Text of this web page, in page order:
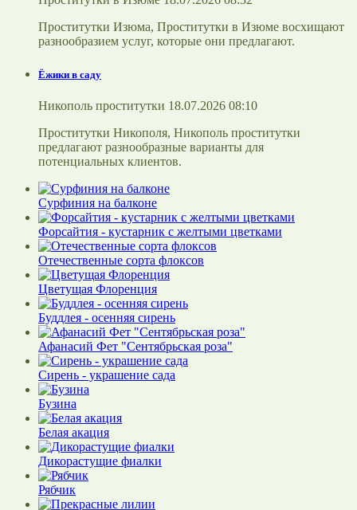
Проститутки Изюма, Проститутки в Изюме восхищают
разнообразием услуг, которые они предлагают.
Ёжики в саду
Никополь проститутки 18.07.2026 08:10
Проститутки Никополя, Никополь проститутки
предлагают разнообразные варианты для
потенциальных клиентов.
Сурфиния на балконе
Форсайтия - кустарник с желтыми цветками
Отечественные сорта флоксов
Цветущая Флоренция
Буддлея - осенняя сирень
Афанасий Фет "Сентябрьская роза"
Сирень - украшение сада
Бузина
Белая акация
Дикорастущие фиалки
Рябчик